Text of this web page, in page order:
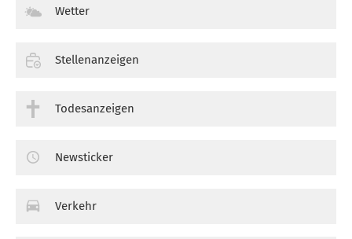
Wetter
Stellenanzeigen
Todesanzeigen
Newsticker
Verkehr